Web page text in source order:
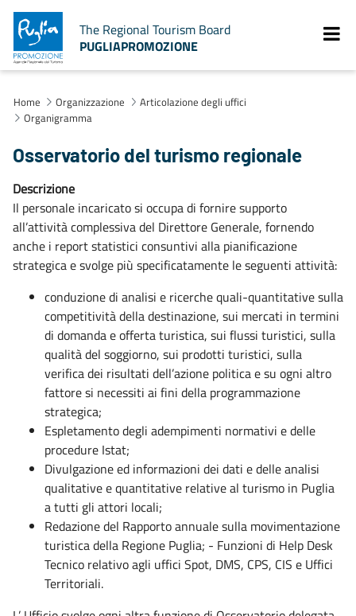
The Regional Tourism Board
PUGLIAPROMOZIONE
Home Organizzazione
Articolazione degli uffici
Organigramma
Osservatorio del turismo regionale
Descrizione
Il personale incaricato si occupa di fornire supporto
all’attività complessiva del Direttore Generale, fornendo
anche i report statistici consuntivi alla pianificazione
strategica e svolge più specificatamente le seguenti attività:
conduzione di analisi e ricerche quali-quantitative sulla
competitività della destinazione, sui mercati in termini
di domanda e offerta turistica, sui flussi turistici, sulla
qualità del soggiorno, sui prodotti turistici, sulla
verifica dei risultati dell’azione politica e su ogni altro
fattore si necessiti ai fini della programmazione
strategica;
Espletamento degli adempimenti normativi e delle
procedure Istat;
Divulgazione ed informazioni dei dati e delle analisi
qualitative e quantitative relative al turismo in Puglia
a tutti gli attori locali;
Redazione del Rapporto annuale sulla movimentazione
turistica della Regione Puglia; - Funzioni di Help Desk
Tecnico relativo agli uffici Spot, DMS, CPS, CIS e Uffici
Territoriali.